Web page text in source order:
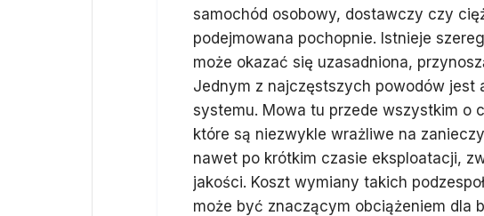
samochód osobowy, dostawczy czy
podejmowana pochopnie. Istnieje
może okazać się uzasadniona,
Jednym z najczęstszych powodów jest
systemu. Mowa tu przede wszystkim o
które są niezwykle wrażliwe na
nawet po krótkim czasie eksploatacji,
jakości. Koszt wymiany takich
może być znaczącym obciążeniem dla